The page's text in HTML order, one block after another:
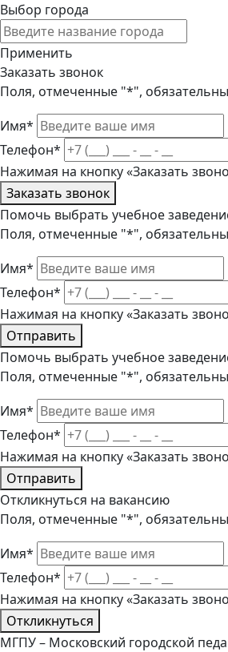
Выбор города
Применить
Заказать звонок
Поля, отмеченные "*",
Имя*
Телефон*
Нажимая на кнопку «Заказать
Заказать звонок
Помочь выбрать учебное
Поля, отмеченные "*",
Имя*
Телефон*
Нажимая на кнопку «Заказать
Отправить
Помочь выбрать учебное
Поля, отмеченные "*",
Имя*
Телефон*
Нажимая на кнопку «Заказать
Отправить
Откликнуться на вакансию
Поля, отмеченные "*",
Имя*
Телефон*
Нажимая на кнопку «Заказать
Откликнуться
МГПУ – Московский городской